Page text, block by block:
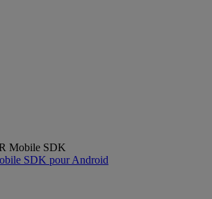
Mobile SDK
SDK pour Android